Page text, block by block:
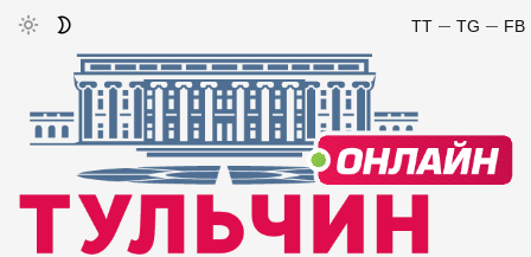
FB
TG
TT